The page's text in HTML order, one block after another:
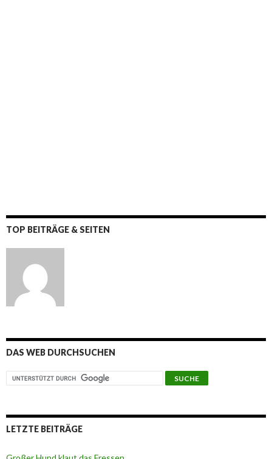
TOP BEITRÄGE & SEITEN
DAS WEB DURCHSUCHEN
LETZTE BEITRÄGE